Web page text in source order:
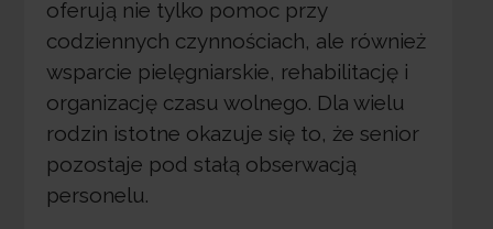
oferują nie tylko pomoc przy
codziennych czynnościach, ale również
wsparcie pielęgniarskie, rehabilitację i
organizację czasu wolnego. Dla wielu
rodzin istotne okazuje się to, że senior
pozostaje pod stałą obserwacją
personelu.